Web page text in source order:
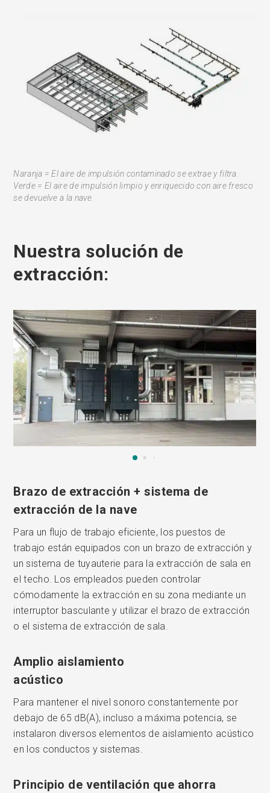
Naranja = El aire de impulsión contaminado se extrae y filtra.
Verde = El aire de impulsión limpio y enriquecido con aire fresco
se devuelve a la nave.
Nuestra solución de
extracción:
Brazo de extracción + sistema de
extracción de la nave
Para un flujo de trabajo eficiente, los puestos de
trabajo están equipados con un brazo de extracción y
un sistema de tuyauterie para la extracción de sala en
el techo. Los empleados pueden controlar
cómodamente la extracción en su zona mediante un
interruptor basculante y utilizar el brazo de extracción
o el sistema de extracción de sala.
Amplio aislamiento
acústico
Para mantener el nivel sonoro constantemente por
debajo de 65 dB(A), incluso a máxima potencia, se
instalaron diversos elementos de aislamiento acústico
en los conductos y sistemas.
Principio de ventilación que ahorra